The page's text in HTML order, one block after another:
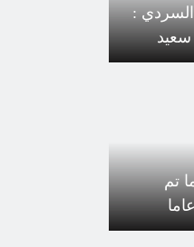
السردي :
سعيد
تم